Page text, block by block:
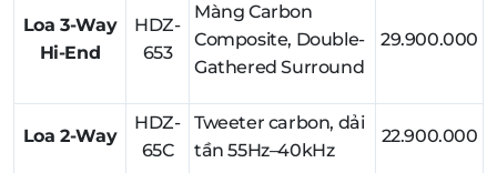
Loa 3-Way
Hi-End
HDZ-
653
Màng Carbon
Composite, Double-
Gathered Surround
29.900.000
Loa 2-Way
HDZ-
65C
Tweeter carbon, dải
tần 55Hz–40kHz
22.900.000